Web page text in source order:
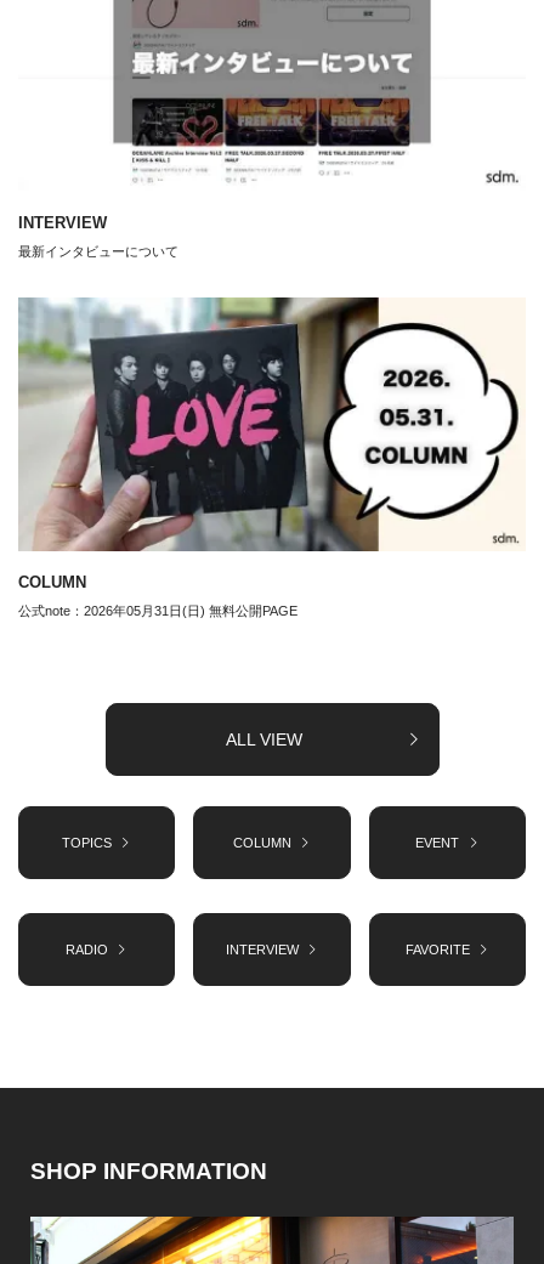
INTERVIEW
最新インタビューについて
COLUMN
公式note：2026年05月31日(日) 無料公開PAGE
ALL VIEW
TOPICS COLUMN EVENT
RADIO INTERVIEW FAVORITE
SHOP INFORMATION